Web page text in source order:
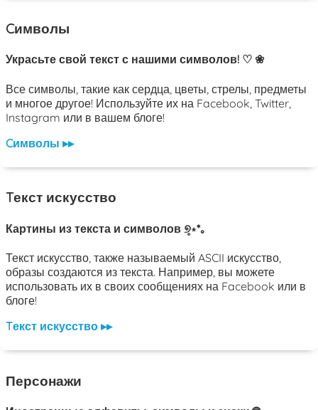
Cимволы
Украсьте свой текст с нашими символов! ♡ ❀
Все символы, такие как сердца, цветы, стрелы, предметы
и многое другое! Используйте их на Facebook, Twitter,
Instagram или в вашем блоге!
Cимволы ▸▸
Tекст искусство
Картины из текста и символов ୭̥⋆*｡
Текст искусство, также называемый ASCII искусство,
образы создаются из текста. Например, вы можете
использовать их в своих сообщениях на Facebook или в
блоге!
Tекст искусство ▸▸
Персонажи